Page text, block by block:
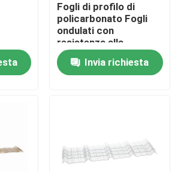
policarbonato
del policarbonato
policarbonato
Fogli di profilo di
policarbonato Fogli
ondulati con
resistenza alla
temperatura -40C-
120C Invia richiesta